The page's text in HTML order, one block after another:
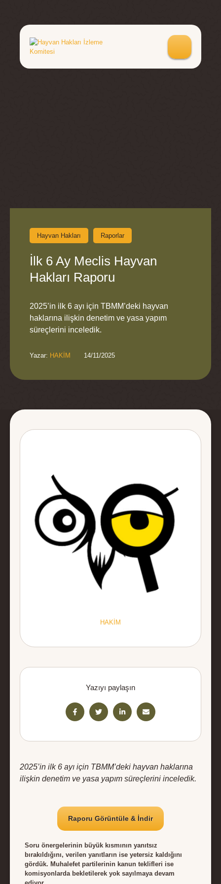
Hayvan Hakları Raporlar
İlk 6 Ay Meclis Hayvan
Hakları Raporu
2025’in ilk 6 ayı için TBMM’deki hayvan
haklarına ilişkin denetim ve yasa yapım
süreçlerini inceledik.
Yazar: HAKİM 14/11/2025
HAKİM
Yazıyı paylaşın
2025’in ilk 6 ayı için TBMM’deki hayvan haklarına
ilişkin denetim ve yasa yapım süreçlerini inceledik.
Raporu Görüntüle & İndir
Soru önergelerinin büyük kısmının yanıtsız
bırakıldığını, verilen yanıtların ise yetersiz kaldığını
gördük. Muhalefet partilerinin kanun teklifleri ise
komisyonlarda bekletilerek yok sayılmaya devam